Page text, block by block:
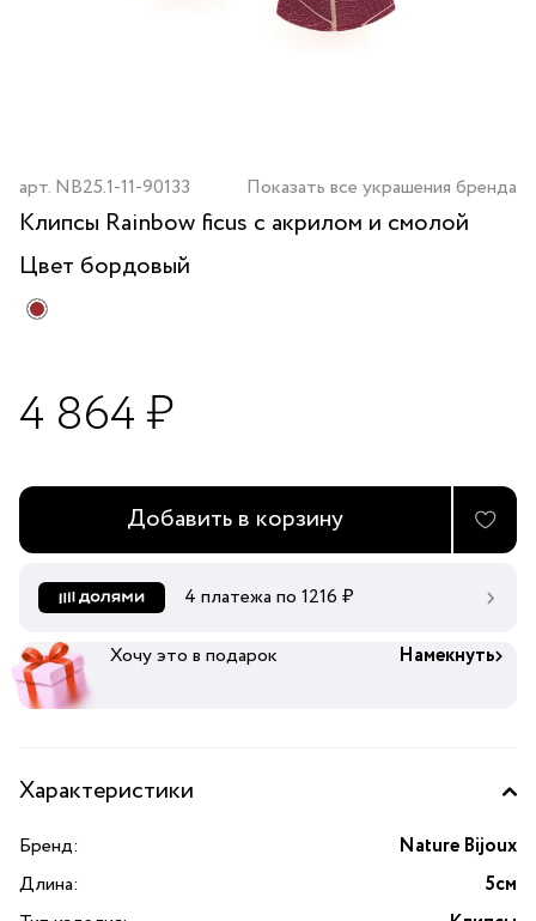
арт. NB25.1-11-90133 Показать все украшения бренда
Клипсы Rainbow ficus с акрилом и смолой
Цвет бордовый
4 864 ₽
Добавить в корзину
4 платежа по 1216 ₽
Хочу это в подарок Намекнуть
Характеристики
Бренд:
Nature Bijoux
Длина:
5см